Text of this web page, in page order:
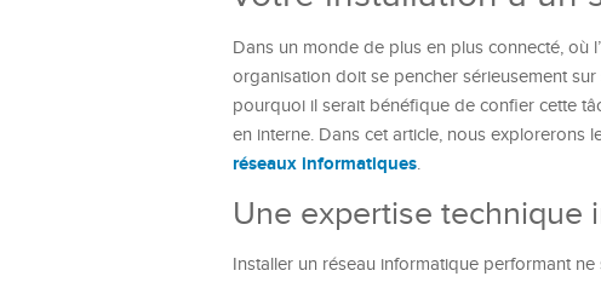
Dans un monde de plus en plus connecté,
organisation doit se pencher sérieusement
pourquoi il serait bénéfique de confier cette
en interne. Dans cet article, nous explorerons
réseaux informatiques.
Une expertise technique
Installer un réseau informatique performant